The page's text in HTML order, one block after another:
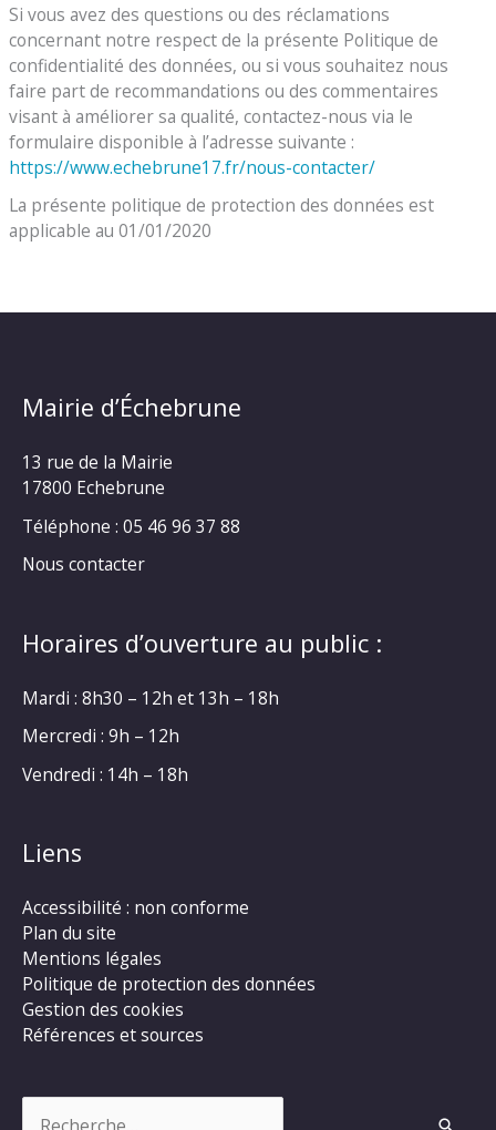
Si vous avez des questions ou des réclamations
concernant notre respect de la présente Politique de
confidentialité des données, ou si vous souhaitez nous
faire part de recommandations ou des commentaires
visant à améliorer sa qualité, contactez-nous via le
formulaire disponible à l’adresse suivante :
https://www.echebrune17.fr/nous-contacter/
La présente politique de protection des données est
applicable au 01/01/2020
Mairie d’Échebrune
13 rue de la Mairie
17800 Echebrune
Téléphone : 05 46 96 37 88
Nous contacter
Horaires d’ouverture au public :
Mardi : 8h30 – 12h et 13h – 18h
Mercredi : 9h – 12h
Vendredi : 14h – 18h
Liens
Accessibilité : non conforme
Plan du site
Mentions légales
Politique de protection des données
Gestion des cookies
Références et sources